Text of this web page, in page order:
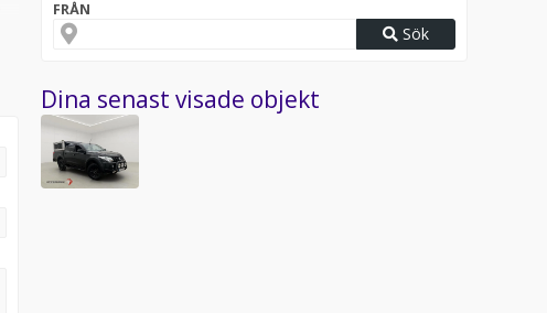
FRÅN
Sök
Dina senast visade objekt